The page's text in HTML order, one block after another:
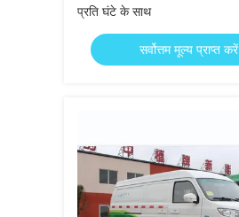
प्रति घंटे के साथ
सर्वोत्तम मूल्य प्राप्त करें